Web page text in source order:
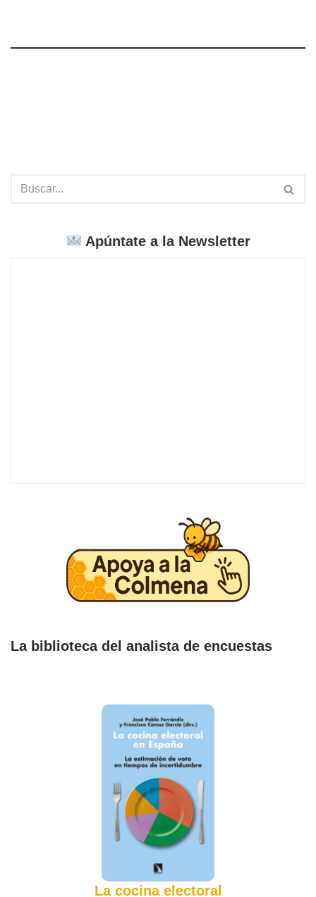
Apúntate a la Newsletter
La biblioteca del analista de encuestas
La cocina electoral